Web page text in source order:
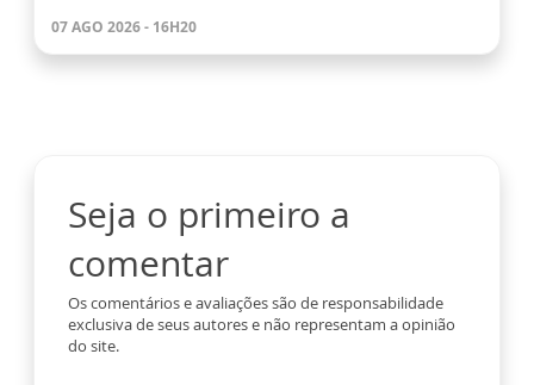
07 AGO 2026 - 16H20
Seja o primeiro a
comentar
Os comentários e avaliações são de responsabilidade
exclusiva de seus autores e não representam a opinião
do site.